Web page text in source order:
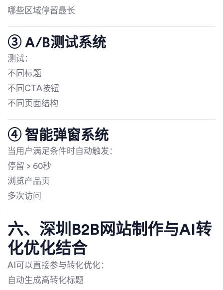
哪些区域停留最长
③ A/B测试系统
测试：
不同标题
不同CTA按钮
不同页面结构
④ 智能弹窗系统
当用户满足条件时自动触发：
停留 > 60秒
浏览产品页
多次访问
六、深圳B2B网站制作与AI转
化优化结合
AI可以直接参与转化优化：
自动生成高转化标题